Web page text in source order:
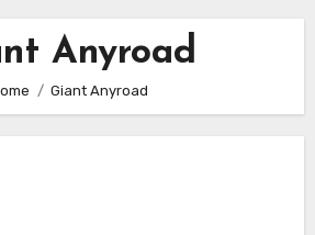
Anyroad
Giant Anyroad